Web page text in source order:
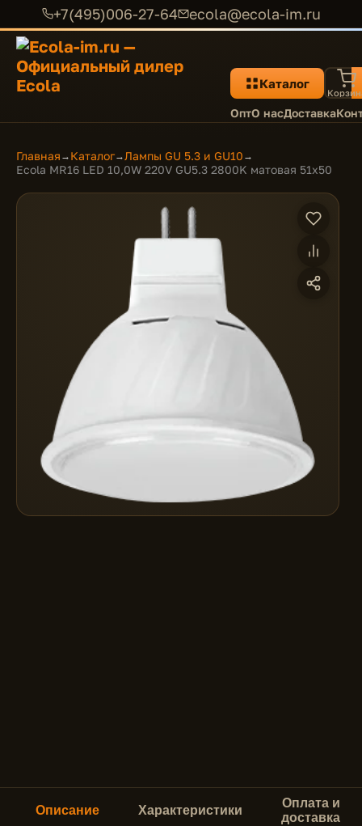
+7(495)006-27-64 ecola@ecola-im.ru
Каталог
ОптО насДоставка
Главная → Каталог→Лампы GU 5.3 и GU10 →
Ecola MR16 LED 10,0W 220V GU5.3 2800K матовая 51x50
Описание Характеристики
Оплата и
доставка